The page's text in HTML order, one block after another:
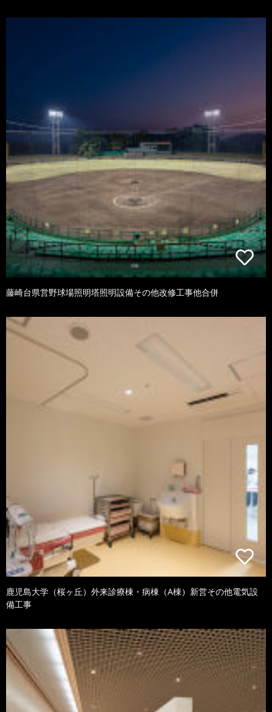
藤崎台県営野球場照明塔照明設備その他改修工事他合併
鹿児島大学（桜ヶ丘）外来診療棟・病棟（A棟）新営その他電気設
備工事